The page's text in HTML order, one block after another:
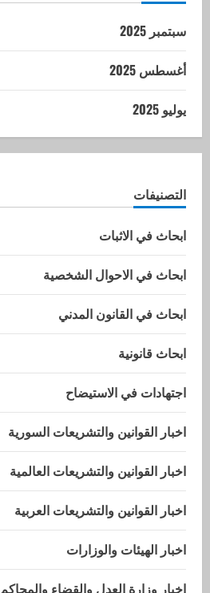
سبتمبر 2025
أغسطس 2025
يوليو 2025
التصنيفات
ابحاث في الاثبات
ابحاث في الاحوال الشخصية
ابحاث في القانون المدني
ابحاث قانونية
اجتهادات في الاستيضاح
اخبار القوانين والتشريعات السورية
اخبار القوانين والتشريعات العالمية
اخبار القوانين والتشريعات العربية
اخبار الهيئات والوزارات
اخبار وزارة العدل والقضاء والمحاكم